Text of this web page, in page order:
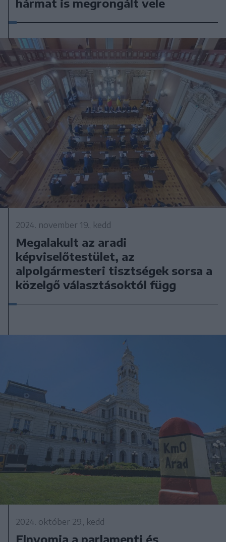
hármat is megrongált vele
2024. november 19., kedd
Megalakult az aradi
képviselőtestület, az
alpolgármesteri tisztségek sorsa a
közelgő választásoktól függ
2024. október 29., kedd
Elnyomja a parlamenti és